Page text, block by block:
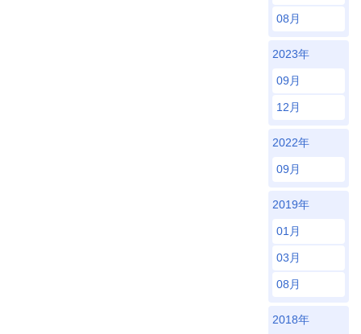
08月
2023年
09月
12月
2022年
09月
2019年
01月
03月
08月
2018年